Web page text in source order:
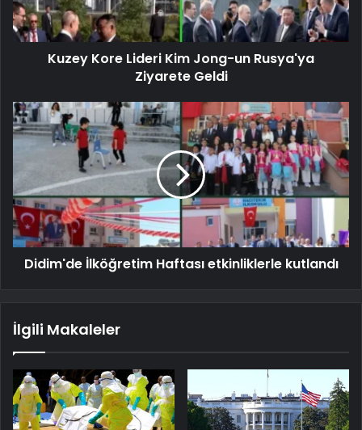
Kuzey Kore Lideri Kim Jong-un Rusya'ya
Ziyarete Geldi
Didim'de İlköğretim Haftası etkinliklerle kutlandı
İlgili Makaleler